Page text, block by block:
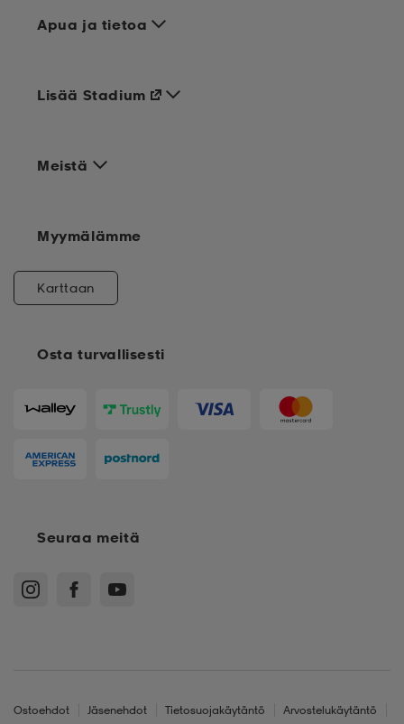
Apua ja tietoa
Meistä
Osta turvallisesti
Lisää Stadium
Myymälämme
Karttaan
Seuraa meitä
Ostoehdot Jäsenehdot Tietosuojakäytäntö Arvostelukäytäntö